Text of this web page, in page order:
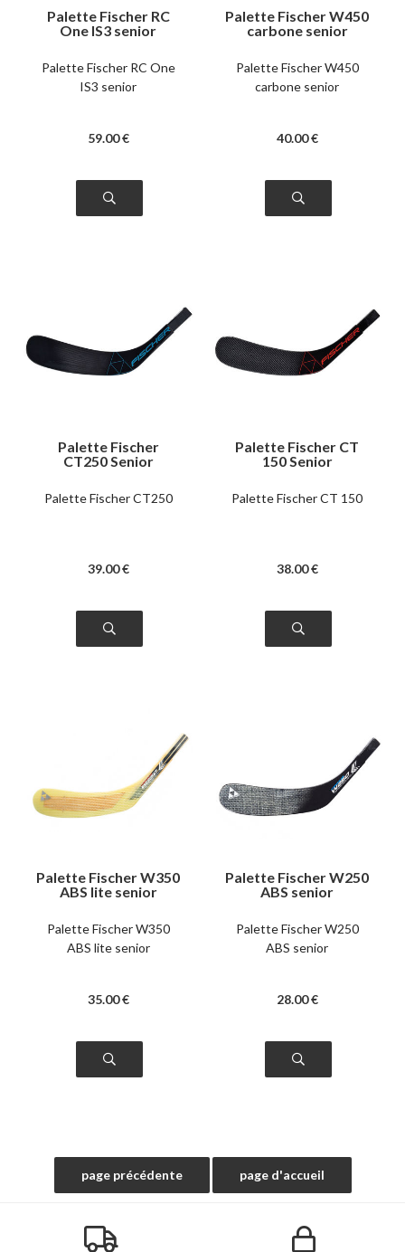
Palette Fischer RC
One IS3 senior
Palette Fischer RC One
IS3 senior
59.00 €
Palette Fischer W450
carbone senior
Palette Fischer W450
carbone senior
40.00 €
Palette Fischer
CT250 Senior
Palette Fischer CT250
39.00 €
Palette Fischer CT
150 Senior
Palette Fischer CT 150
38.00 €
Palette Fischer W350
ABS lite senior
Palette Fischer W350
ABS lite senior
35.00 €
Palette Fischer W250
ABS senior
Palette Fischer W250
ABS senior
28.00 €